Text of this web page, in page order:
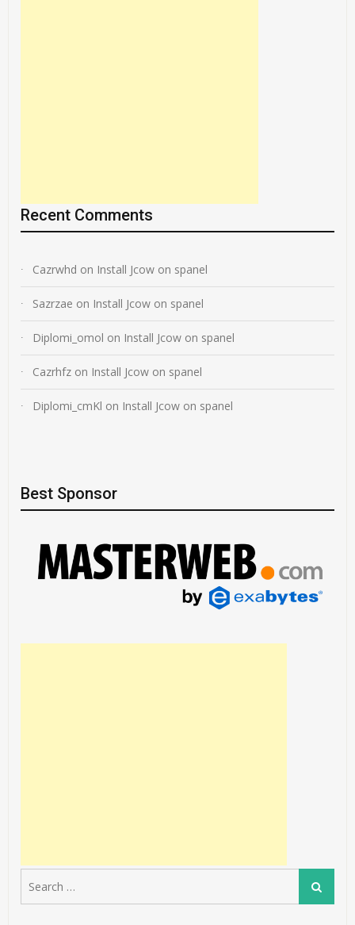
Recent Comments
Cazrwhd on Install Jcow on spanel
Sazrzae on Install Jcow on spanel
Diplomi_omol on Install Jcow on spanel
Cazrhfz on Install Jcow on spanel
Diplomi_cmKl on Install Jcow on spanel
Best Sponsor
for:
Search